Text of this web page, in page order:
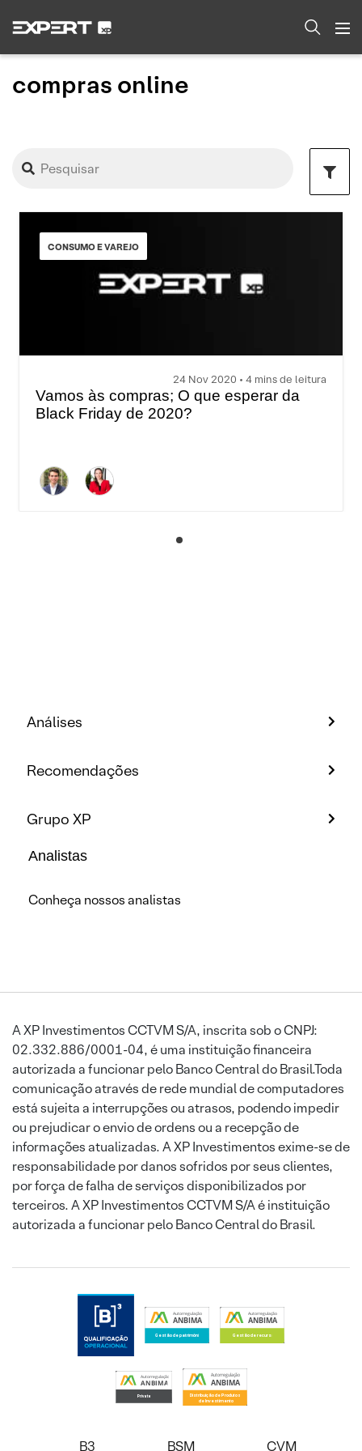
compras online
CONSUMO E VAREJO
24 Nov 2020 • 4 mins de leitura
Vamos às compras; O que esperar da
Black Friday de 2020?
Análises
Recomendações
Grupo XP
Analistas
Conheça nossos analistas
A XP Investimentos CCTVM S/A, inscrita sob o CNPJ:
02.332.886/0001-04, é uma instituição financeira
autorizada a funcionar pelo Banco Central do Brasil.Toda
comunicação através de rede mundial de computadores
está sujeita a interrupções ou atrasos, podendo impedir
ou prejudicar o envio de ordens ou a recepção de
informações atualizadas. A XP Investimentos exime-se de
responsabilidade por danos sofridos por seus clientes,
por força de falha de serviços disponibilizados por
terceiros. A XP Investimentos CCTVM S/A é instituição
autorizada a funcionar pelo Banco Central do Brasil.
B3 BSM CVM